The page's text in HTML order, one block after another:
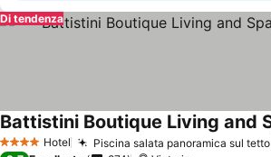
Di tendenza
4 Stelle Hotel Piscina salata panoramica sul tetto